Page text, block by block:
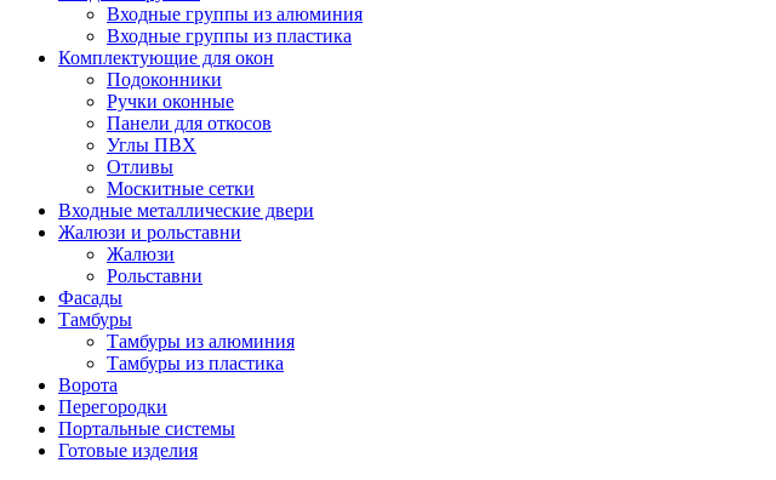
Входные группы из алюминия
Входные группы из пластика
Комплектующие для окон
Подоконники
Ручки оконные
Панели для откосов
Углы ПВХ
Отливы
Москитные сетки
Входные металлические двери
Жалюзи и рольставни
Жалюзи
Рольставни
Фасады
Тамбуры
Тамбуры из алюминия
Тамбуры из пластика
Ворота
Перегородки
Портальные системы
Готовые изделия